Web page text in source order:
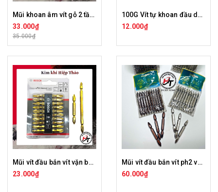
Mũi khoan âm vít gỗ 2 tầng mồi vít 3mm 4mm bộ cao cấp MKAV-CAM
33.000₫
35.000₫
100G Vít tự khoan đầu dù đầu lồi Dinosaur chính hãng VTK-DU-100G
12.000₫
Mũi vít đầu bắn vít vặn bake ph2 nam châm từ tính Bosch Chính Hãng DTV-BOSCH
23.000₫
Mũi vít đầu bắn vít ph2 vặn bake 65mm lắp máy khoan Dinosaur chính hãng DTV-DNS-N
60.000₫